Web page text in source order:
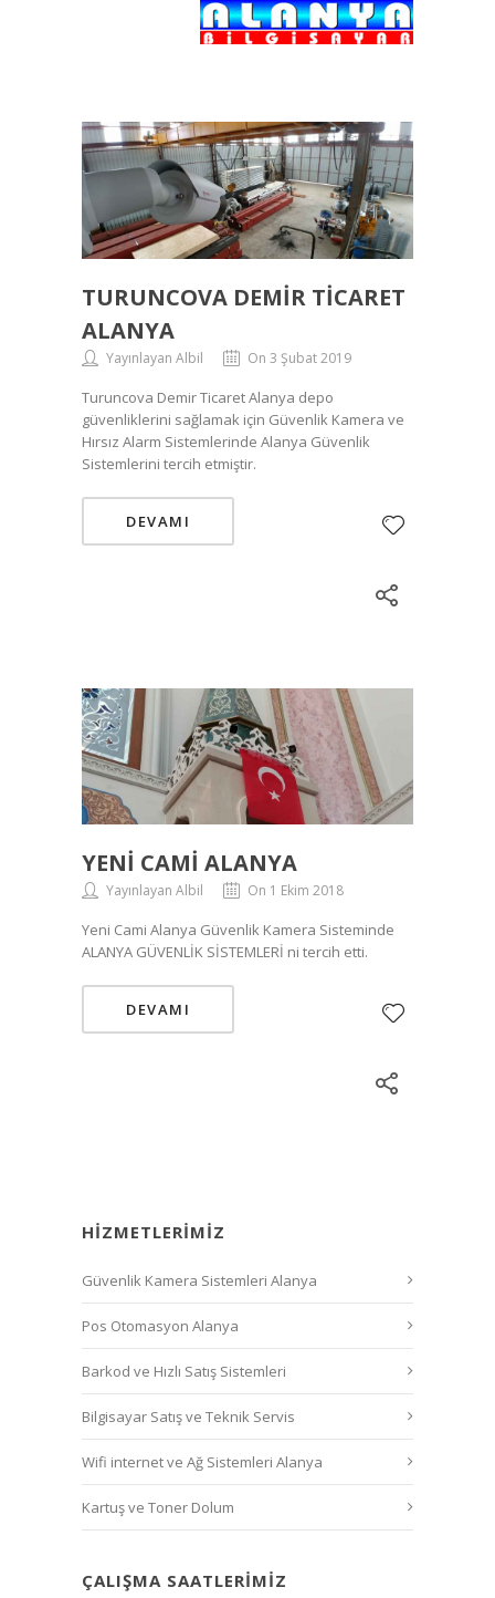
TURUNCOVA DEMIR TICARET
ALANYA
Yayınlayan Albil On 3 Şubat 2019
Turuncova Demir Ticaret Alanya depo
güvenliklerini sağlamak için Güvenlik Kamera ve
Hırsız Alarm Sistemlerinde Alanya Güvenlik
Sistemlerini tercih etmiştir.
DEVAMI
YENI CAMI ALANYA
Yayınlayan Albil On 1 Ekim 2018
Yeni Cami Alanya Güvenlik Kamera Sisteminde
ALANYA GÜVENLİK SİSTEMLERİ ni tercih etti.
DEVAMI
HIZMETLERIMIZ
Güvenlik Kamera Sistemleri Alanya
Pos Otomasyon Alanya
Barkod ve Hızlı Satış Sistemleri
Bilgisayar Satış ve Teknik Servis
Wifi internet ve Ağ Sistemleri Alanya
Kartuş ve Toner Dolum
ÇALIŞMA SAATLERIMIZ